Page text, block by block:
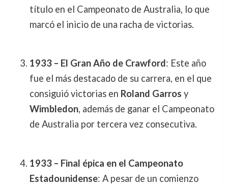
título en el Campeonato de Australia, lo que
marcó el inicio de una racha de victorias.
1933 – El Gran Año de Crawford: Este año
fue el más destacado de su carrera, en el que
consiguió victorias en Roland Garros y
Wimbledon, además de ganar el Campeonato
de Australia por tercera vez consecutiva.
1933 – Final épica en el Campeonato
Estadounidense: A pesar de un comienzo